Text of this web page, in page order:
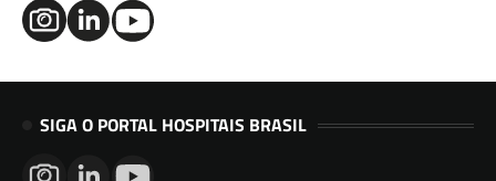
SIGA O PORTAL HOSPITAIS BRASIL